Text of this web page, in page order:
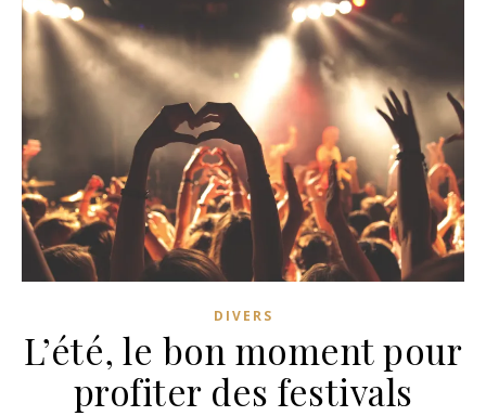
DIVERS
L’été, le bon moment pour
profiter des festivals